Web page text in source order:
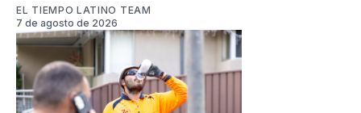
EL TIEMPO LATINO TEAM
7 de agosto de 2026